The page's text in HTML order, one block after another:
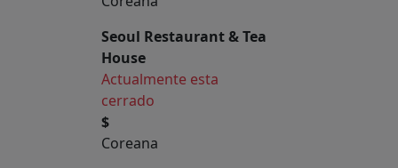
Seoul Restaurant & Tea
House
Actualmente esta
cerrado
$
Coreana